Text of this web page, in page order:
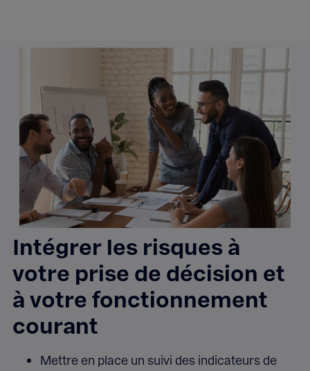
Intégrer les risques à
votre prise de décision et
à votre fonctionnement
courant
Mettre en place un suivi des indicateurs de